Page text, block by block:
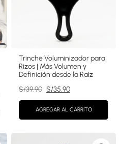
Trinche Voluminizador para
Rizos | Más Volumen y
Definición desde la Raíz
S/39.90 El
precio
original
era:
S/35.90El
precio
actual
es:
AGREGAR AL CARRITO